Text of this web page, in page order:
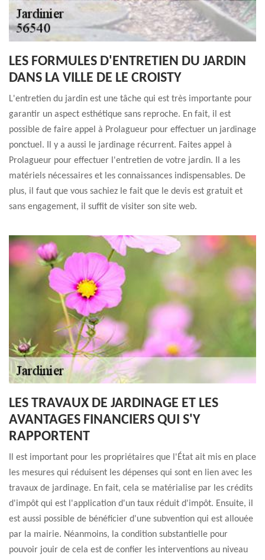
LES FORMULES D'ENTRETIEN DU JARDIN
DANS LA VILLE DE LE CROISTY
L'entretien du jardin est une tâche qui est très importante pour
garantir un aspect esthétique sans reproche. En fait, il est
possible de faire appel à Prolagueur pour effectuer un jardinage
ponctuel. Il y a aussi le jardinage récurrent. Faites appel à
Prolagueur pour effectuer l'entretien de votre jardin. Il a les
matériels nécessaires et les connaissances indispensables. De
plus, il faut que vous sachiez le fait que le devis est gratuit et
sans engagement, il suffit de visiter son site web.
LES TRAVAUX DE JARDINAGE ET LES
AVANTAGES FINANCIERS QUI S'Y
RAPPORTENT
Il est important pour les propriétaires que l'État ait mis en place
les mesures qui réduisent les dépenses qui sont en lien avec les
travaux de jardinage. En fait, cela se matérialise par les crédits
d'impôt qui est l'application d'un taux réduit d'impôt. Ensuite, il
est aussi possible de bénéficier d'une subvention qui est allouée
par la mairie. Néanmoins, la condition substantielle pour
pouvoir jouir de cela est de confier les interventions au niveau